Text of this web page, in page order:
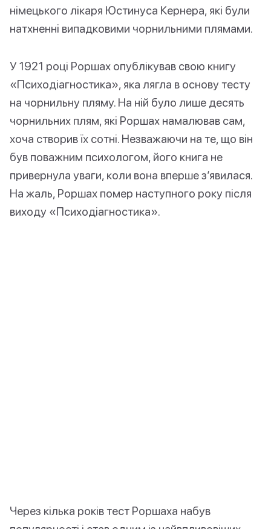
німецького лікаря Юстинуса Кернера, які були
натхненні випадковими чорнильними плямами.
У 1921 році Роршах опублікував свою книгу
«Психодіагностика», яка лягла в основу тесту
на чорнильну пляму. На ній було лише десять
чорнильних плям, які Роршах намалював сам,
хоча створив їх сотні. Незважаючи на те, що він
був поважним психологом, його книга не
привернула уваги, коли вона вперше з’явилася.
На жаль, Роршах помер наступного року після
виходу «Психодіагностика».
Через кілька років тест Роршаха набув